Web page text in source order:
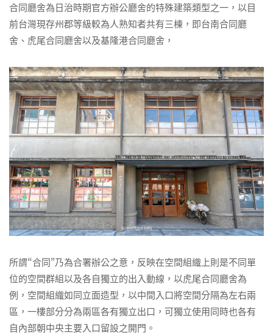
合同廳舍為日治時期官方辦公廳舍的特殊建築類型之一，以目
前台灣現存州郡等級較為人熟知者共有三棟，即台南合同廳
舍、虎尾合同廳舍以及基隆港合同廳舍，
所謂“合同”乃為合署辦公之意，反映在空間組織上則是不同單
位的空間群組以及各自獨立的出入動線，以虎尾合同廳舍為
例，空間組織如同立面造型，以中間入口將空間分隔為左右兩
區，一樓部分分為兩區各有獨立出口，可獨立使用同時也各有
自內部朝中央主要入口留設之開門。